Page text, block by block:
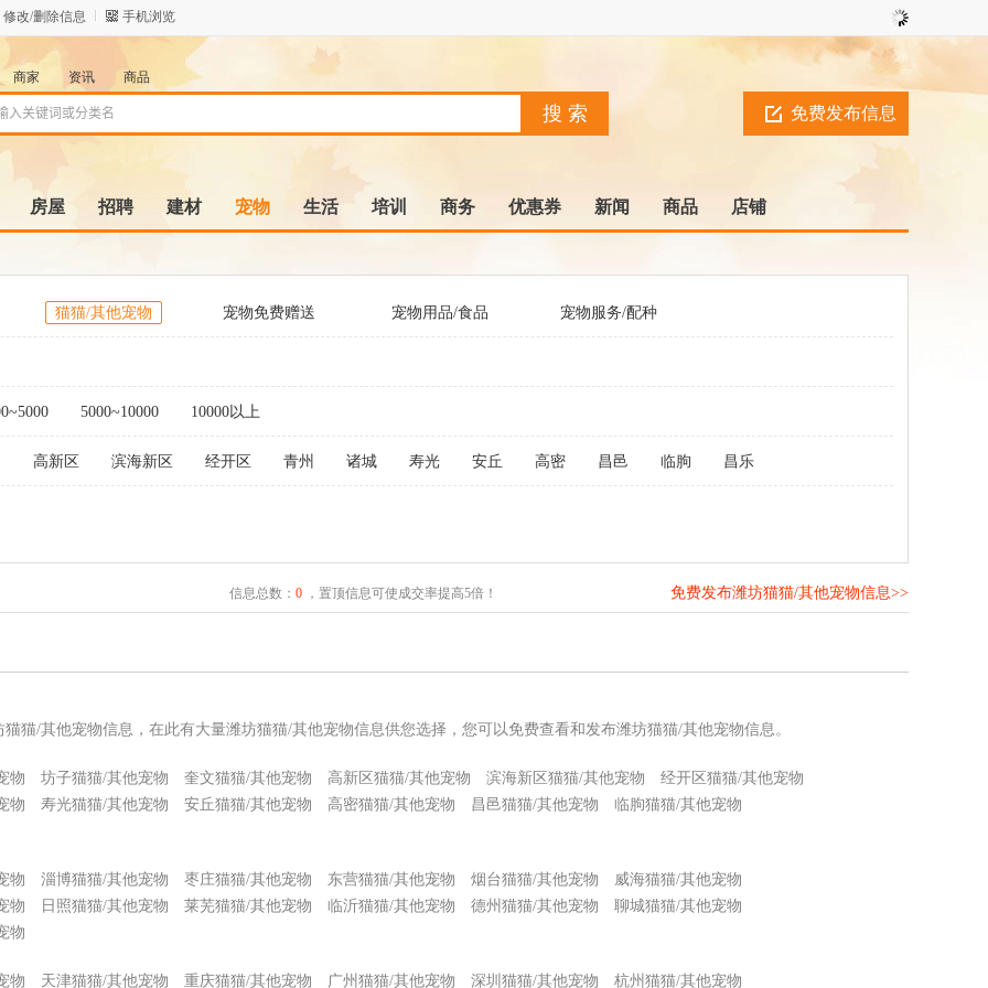
修改/删除信息 手机浏览
免费发布信息
商家 资讯 商品
房屋 招聘 建材 宠物 生活 培训 商务 优惠券 新闻 商品 店铺
猫猫/其他宠物 宠物免费赠送 宠物用品/食品 宠物服务/配种
5000~10000 10000以上
高新区 滨海新区 经开区 青州 诸城 寿光 安丘 高密 昌邑 临朐 昌乐
信息总数： 0，置顶信息可使成交率提高5倍！ 免费发布潍坊猫猫/其他宠物信息>>
猫/其他宠物信息，在此有大量潍坊猫猫/其他宠物信息供您选择，您可以免费查看和发布潍坊猫猫/其他宠物信息。
物 坊子猫猫/其他宠物 奎文猫猫/其他宠物 高新区猫猫/其他宠物 滨海新区猫猫/其他宠物
经开区猫猫/其他宠物
物
寿光猫猫/其他宠物 安丘猫猫/其他宠物 高密猫猫/其他宠物 昌邑猫猫/其他宠物 临朐猫猫/其他宠物
物 淄博猫猫/其他宠物 枣庄猫猫/其他宠物 东营猫猫/其他宠物 烟台猫猫/其他宠物
威海猫猫/其他宠物
物
日照猫猫/其他宠物 莱芜猫猫/其他宠物 临沂猫猫/其他宠物 德州猫猫/其他宠物
聊城猫猫/其他宠物
物
物 天津猫猫/其他宠物 重庆猫猫/其他宠物 广州猫猫/其他宠物 深圳猫猫/其他宠物 杭州猫猫/其他宠物